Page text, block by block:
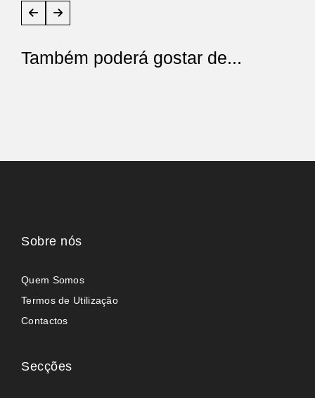
Também poderá gostar de...
Sobre nós
Quem Somos
Termos de Utilização
Contactos
Secções